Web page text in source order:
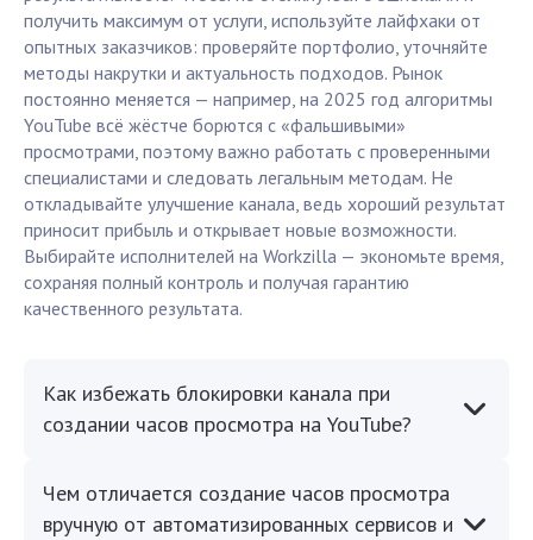
получить максимум от услуги, используйте лайфхаки от
опытных заказчиков: проверяйте портфолио, уточняйте
методы накрутки и актуальность подходов. Рынок
постоянно меняется — например, на 2025 год алгоритмы
YouTube всё жёстче борются с «фальшивыми»
просмотрами, поэтому важно работать с проверенными
специалистами и следовать легальным методам. Не
откладывайте улучшение канала, ведь хороший результат
приносит прибыль и открывает новые возможности.
Выбирайте исполнителей на Workzilla — экономьте время,
сохраняя полный контроль и получая гарантию
качественного результата.
Как избежать блокировки канала при
создании часов просмотра на YouTube?
Чем отличается создание часов просмотра
вручную от автоматизированных сервисов и